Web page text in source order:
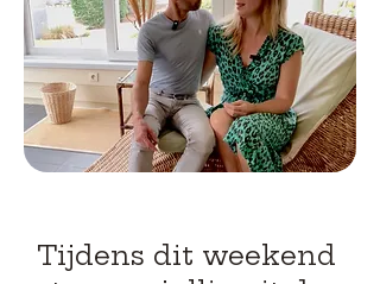
Tijdens dit weekend